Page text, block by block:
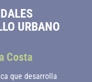
URBANO
Costa
que desarrolla